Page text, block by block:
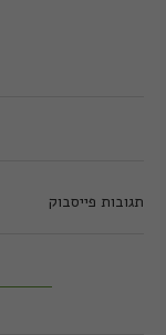
תגובות פייסבוק